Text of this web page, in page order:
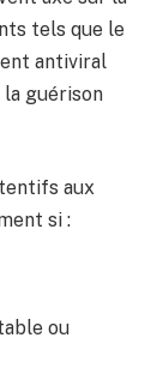
tels que le
antiviral
la guérison
aux
si :
ou